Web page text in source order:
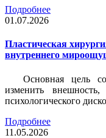
Подробнее
01.07.2026
Пластическая
внутреннего
Основная цель
изменить
психологического
Подробнее
11.05.2026